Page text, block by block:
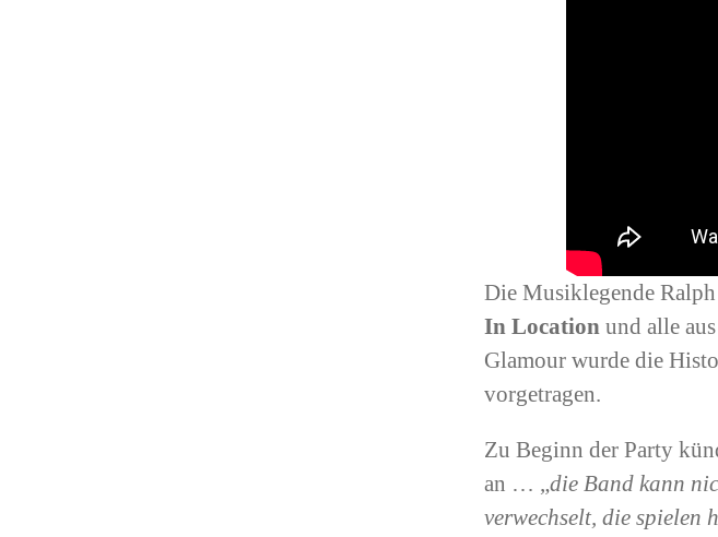
Die Musiklegende
In Location und alle
Glamour wurde die
vorgetragen.
Zu Beginn der Party
an … „die Band kann
verwechselt, die spielen